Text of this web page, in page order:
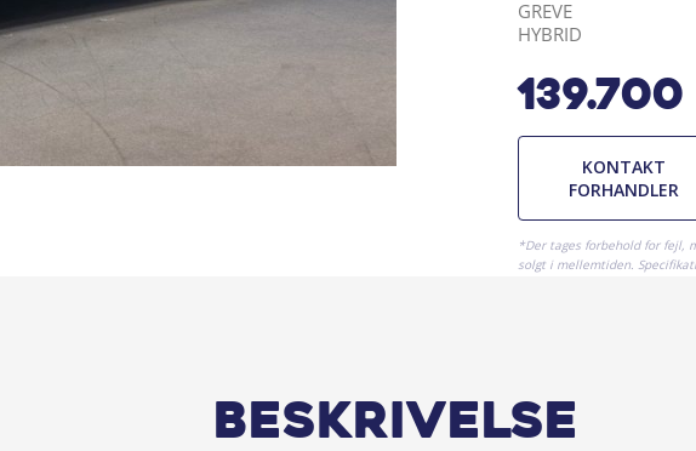
GREVE
HYBRID
139.700
KONTAKT
FORHANDLER
*Der tages forbehold for fejl,
solgt i mellemtiden.
Beskrivelse